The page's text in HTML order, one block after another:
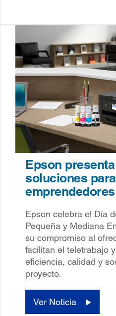
Epson
soluciones para
Epson celebra el Día
Pequeña y Mediana
su compromiso al
facilitan el teletrabajo
eficiencia, calidad y
proyecto.
Ver Noticia